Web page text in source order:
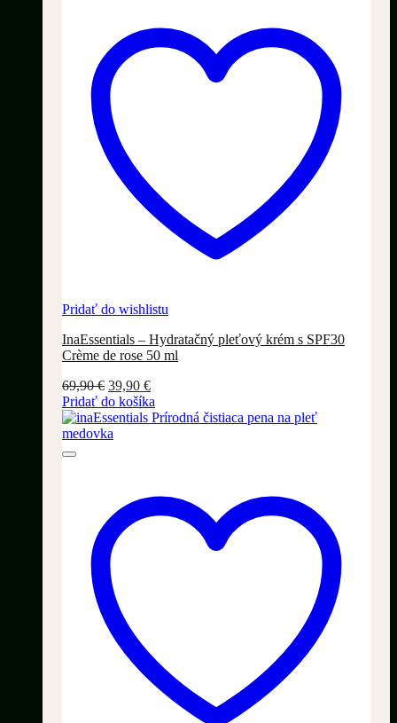
Pridať do wishlistu
InaEssentials – Hydratačný pleťový krém s SPF30
Crème de rose 50 ml
69,90€ Pôvodná
cena
bola:
69,90 €.
39,90 €Aktuálna
cena
je:
Pridať do košíka